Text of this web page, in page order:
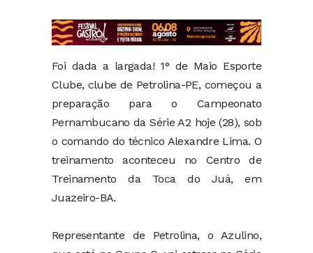
Foi dada a largada! 1° de Maio Esporte
Clube, clube de Petrolina-PE, começou a
preparação para o Campeonato
Pernambucano da Série A2 hoje (28), sob
o comando do técnico Alexandre Lima. O
treinamento aconteceu no Centro de
Treinamento da Toca do Juá, em
Juazeiro-BA.
Representante de Petrolina, o Azulino,